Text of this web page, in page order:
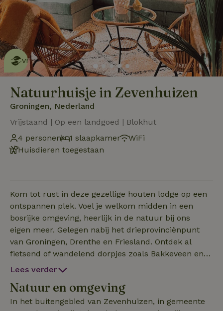
Dit natuurhuisje is eco-
vriendelijklees meer
Natuurhuisje in Zevenhuizen
Groningen, Nederland
Vrijstaand | Op een landgoed | Blokhut
4 personen
1 slaapkamer
WiFi
Huisdieren toegestaan
Kom tot rust in deze gezellige houten lodge op een
ontspannen plek. Voel je welkom midden in een
bosrijke omgeving, heerlijk in de natuur bij ons
eigen meer. Gelegen nabij het drieprovinciënpunt
van Groningen, Drenthe en Friesland. Ontdek al
fietsend of wandelend dorpjes zoals Bakkeveen en
Norg, of natuurgebieden als de Bakkeveense
Nationaal Park Drents-Friese Wold ligt op ca. 23 km
afstand. Afstanden: Drachten 17 km, Groningen en
Lees verder
Natuur en omgeving
In het buitengebied van Zevenhuizen, in gemeente